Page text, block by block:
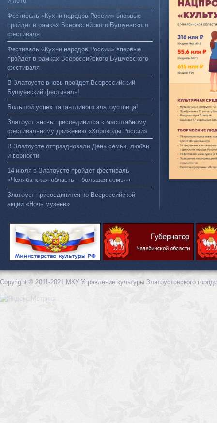
Фестиваль «Кухни народов России» впервые
пройдет в рамках Всероссийского Бушуевского
фестиваля
Фестиваль «Кухни народов России» впервые
пройдет в рамках Всероссийского Бушуевского
фестиваля
В Златоусте вновь пройдет Всероссийский
Бушуевский фестиваль!
Большой успех талантливого златоустовца!
Златоуст вновь присоединится к масштабному
фестивальному движению «Хороводы России»
В Златоусте отпраздновали День семьи, любви
и верности
14 июля в Златоусте пройдет фестиваль
«Челябинская область – большая семья»
Златоуст присоединится ко Всероссийской
акции «Ночь музеев»
Copyright © 2011-2021 МКУ Управление культуры Златоустовского